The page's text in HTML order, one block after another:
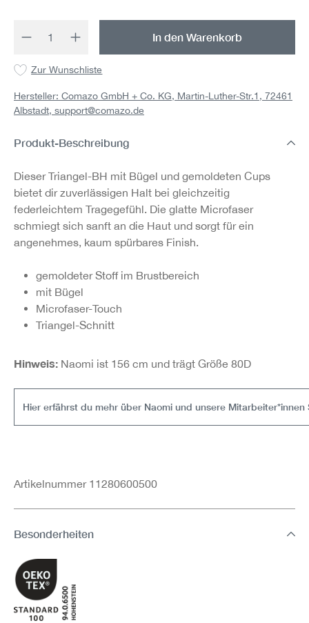
Produkt Anzahl: Gib den gewünschten
In den Warenkorb
Zur Wunschliste
Hersteller: Comazo GmbH + Co. KG, Martin-Luther-Str.1, 72461
Albstadt, support@comazo.de
Produkt-Beschreibung
Dieser Triangel-BH mit Bügel und gemoldeten Cups
bietet dir zuverlässigen Halt bei gleichzeitig
federleichtem Tragegefühl. Die glatte Microfaser
schmiegt sich sanft an die Haut und sorgt für ein
angenehmes, kaum spürbares Finish.
gemoldeter Stoff im Brustbereich
mit Bügel
Microfaser-Touch
Triangel-Schnitt
Hinweis: Naomi ist 156 cm und trägt Größe 80D
Hier erfährst du mehr über Naomi und unsere Mitarbeiter*innen
Artikelnummer 11280600500
Besonderheiten